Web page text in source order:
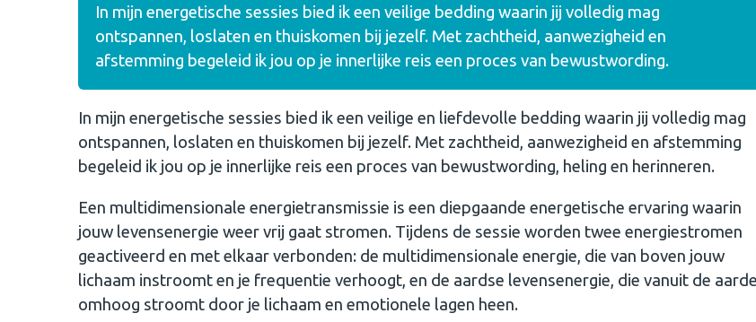
In mijn energetische sessies bied ik een veilige bedding waarin jij volledig mag
ontspannen, loslaten en thuiskomen bij jezelf. Met zachtheid, aanwezigheid en
afstemming begeleid ik jou op je innerlijke reis een proces van bewustwording.
In mijn energetische sessies bied ik een veilige en liefdevolle bedding waarin jij volledig mag
ontspannen, loslaten en thuiskomen bij jezelf. Met zachtheid, aanwezigheid en afstemming
begeleid ik jou op je innerlijke reis een proces van bewustwording, heling en herinneren.
Een multidimensionale energietransmissie is een diepgaande energetische ervaring waarin
jouw levensenergie weer vrij gaat stromen. Tijdens de sessie worden twee energiestromen
geactiveerd en met elkaar verbonden: de multidimensionale energie, die van boven jouw
lichaam instroomt en je frequentie verhoogt, en de aardse levensenergie, die vanuit de aarde
omhoog stroomt door je lichaam en emotionele lagen heen.